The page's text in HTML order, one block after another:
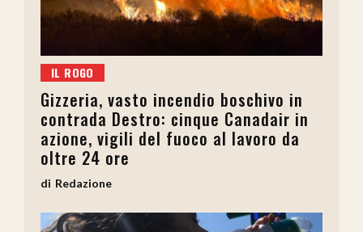
IL ROGO
Gizzeria, vasto incendio boschivo in
contrada Destro: cinque Canadair in
azione, vigili del fuoco al lavoro da
oltre 24 ore
Redazione